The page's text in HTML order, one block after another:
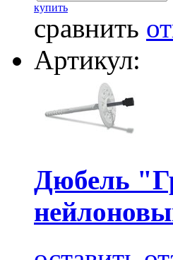
купить
сравнить
Артикул:
Дюбель